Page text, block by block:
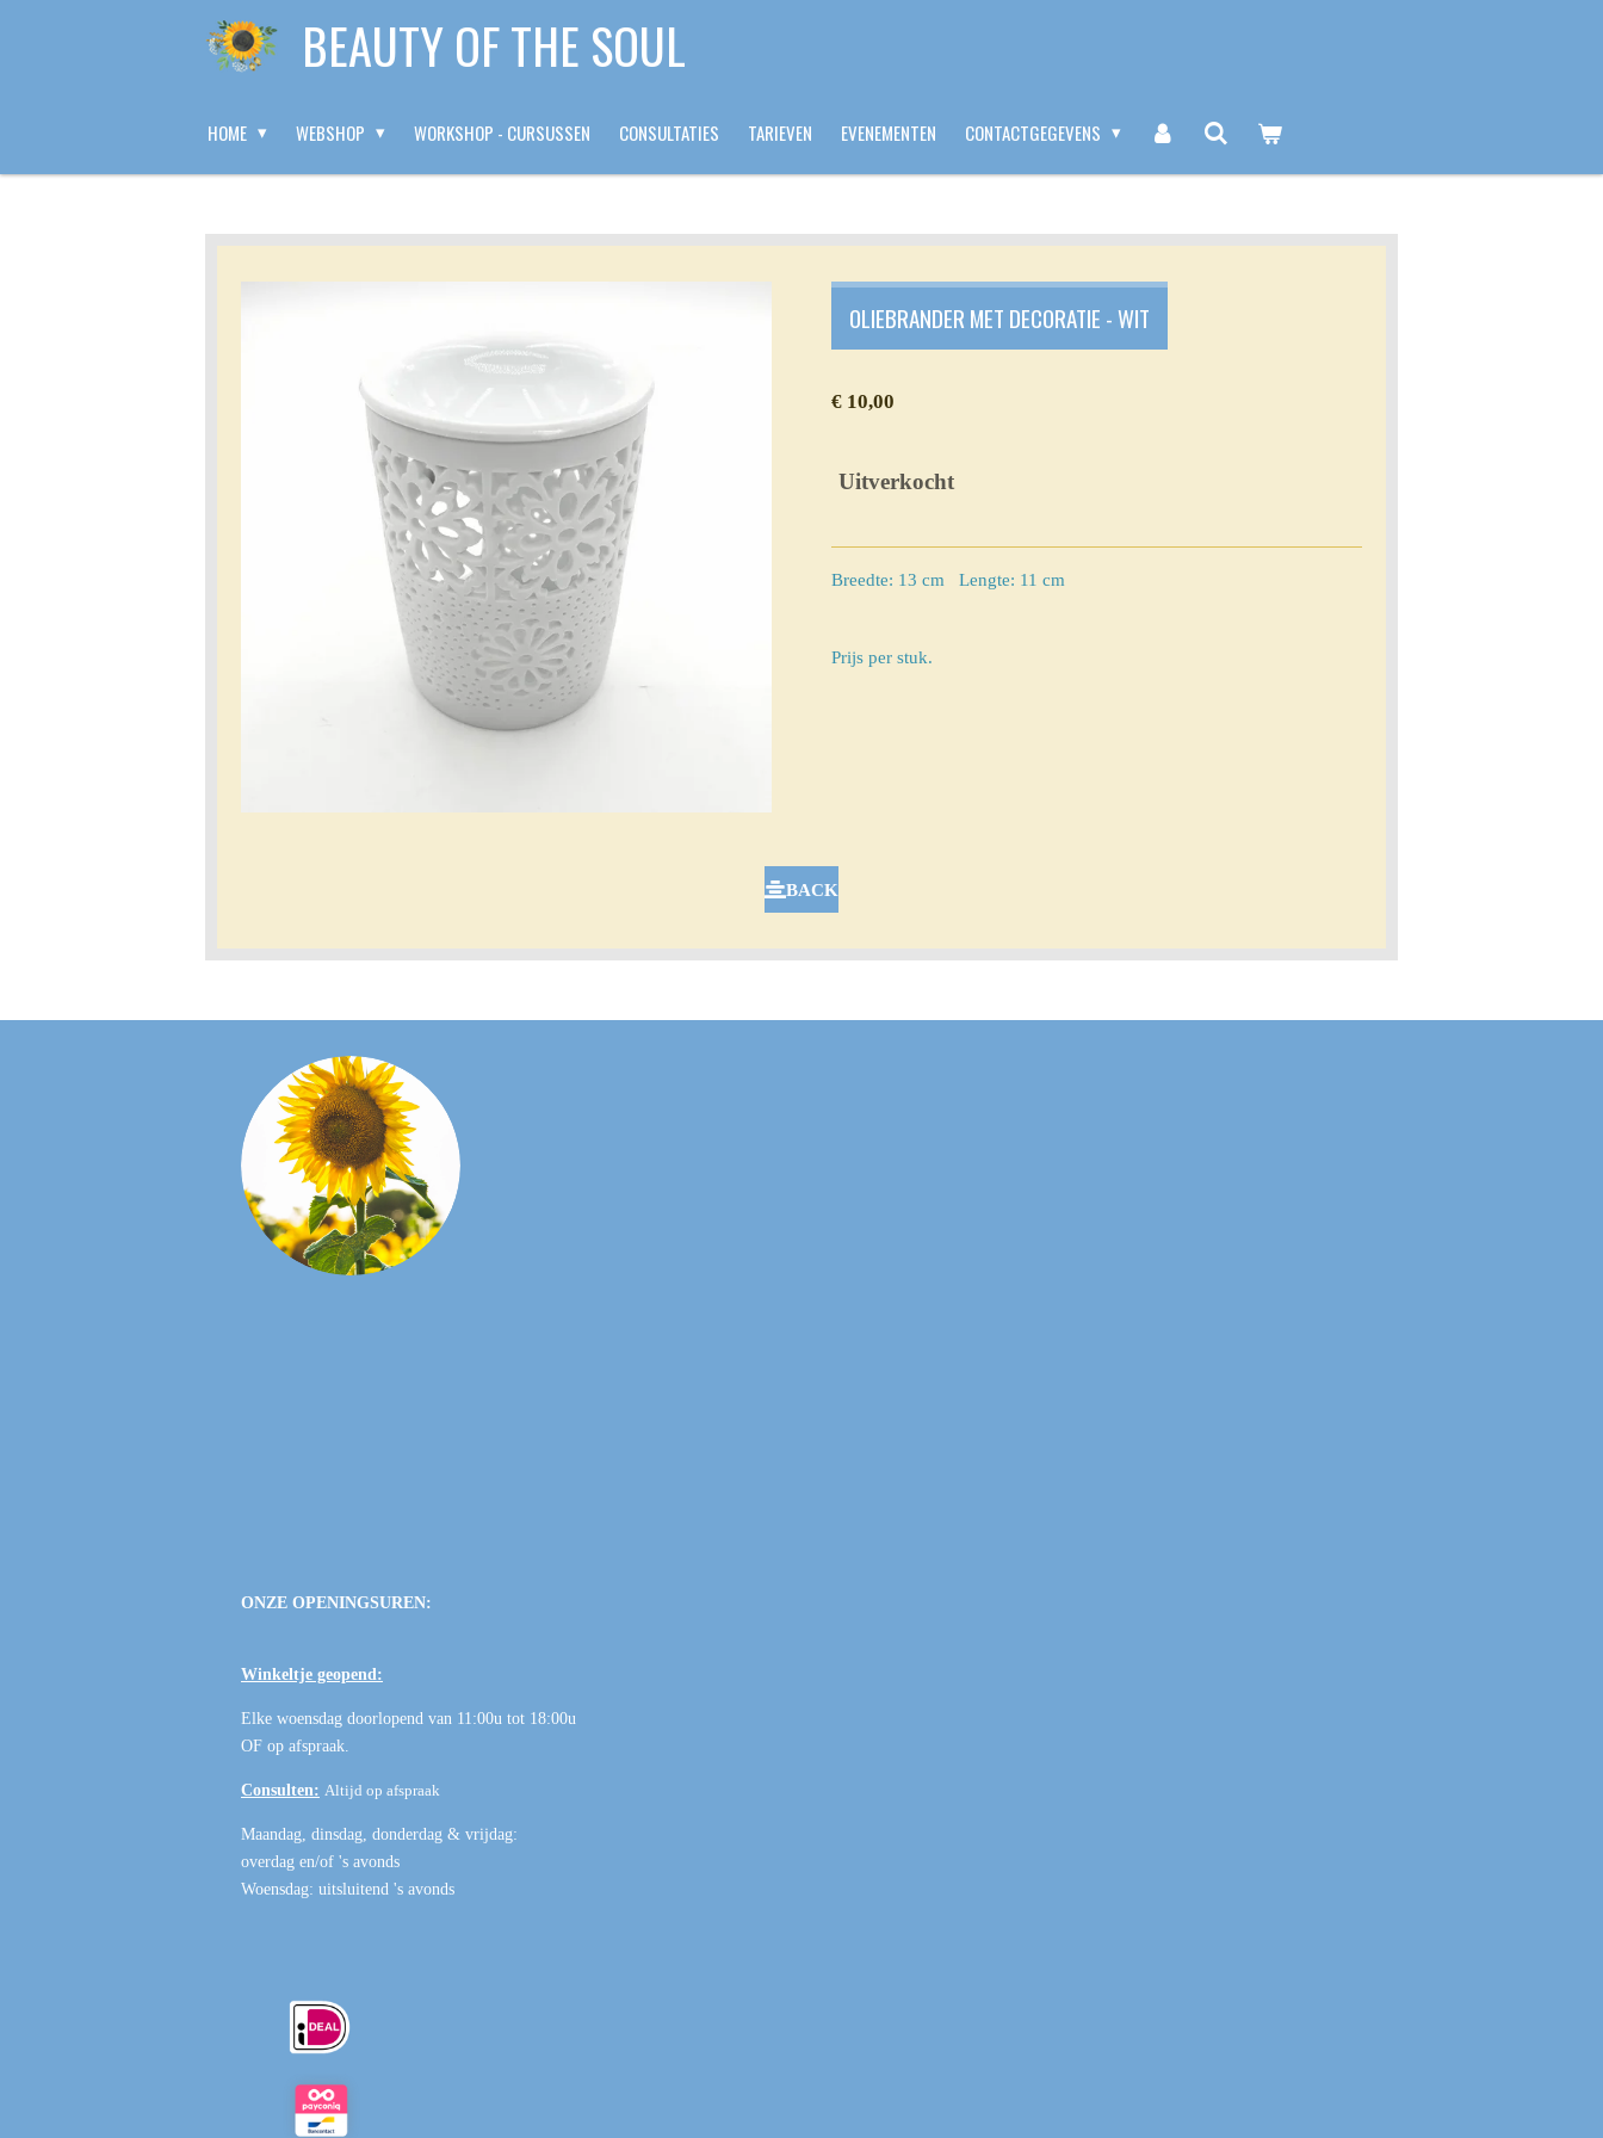
BEAUTY OF THE SOUL
HOME WEBSHOP WORKSHOP - CURSUSSEN CONSULTATIES TARIEVEN EVENEMENTEN CONTACTGEGEVENS
OLIEBRANDER MET DECORATIE - WIT
€ 10,00
Uitverkocht
Breedte: 13 cm Lengte: 11 cm
Prijs per stuk.
BACK
ONZE OPENINGSUREN:
Winkeltje geopend:
Elke woensdag doorlopend van 11:00u tot 18:00u
OF op afspraak.
Consulten: Altijd op afspraak
Maandag, dinsdag, donderdag & vrijdag:
overdag en/of 's avonds
Woensdag: uitsluitend 's avonds